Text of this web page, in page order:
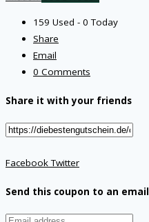
159 Used - 0 Today
Share
Email
0 Comments
Share it with your friends
FacebookTwitter
Send this coupon to an email